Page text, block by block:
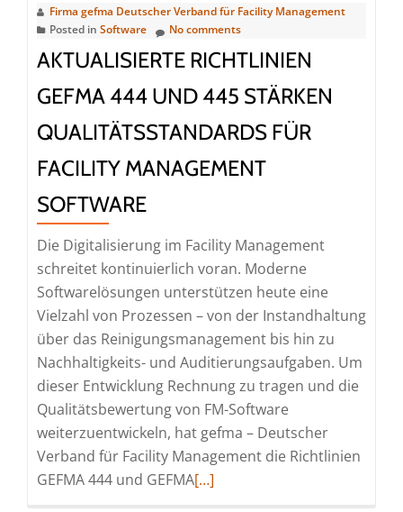
Firma gefma Deutscher Verband für Facility Management
Posted in Software No comments
AKTUALISIERTE RICHTLINIEN
GEFMA 444 UND 445 STÄRKEN
QUALITÄTSSTANDARDS FÜR
FACILITY MANAGEMENT
SOFTWARE
Die Digitalisierung im Facility Management
schreitet kontinuierlich voran. Moderne
Softwarelösungen unterstützen heute eine
Vielzahl von Prozessen – von der Instandhaltung
über das Reinigungsmanagement bis hin zu
Nachhaltigkeits- und Auditierungsaufgaben. Um
dieser Entwicklung Rechnung zu tragen und die
Qualitätsbewertung von FM-Software
weiterzuentwickeln, hat gefma – Deutscher
Verband für Facility Management die Richtlinien
GEFMA 444 und GEFMARead
[…]